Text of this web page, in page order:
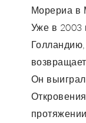
Морериа в
Уже в 2003
Он